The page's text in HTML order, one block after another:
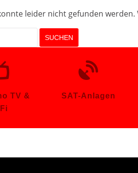
leider nicht gefunden
TV &
SAT-Anlagen